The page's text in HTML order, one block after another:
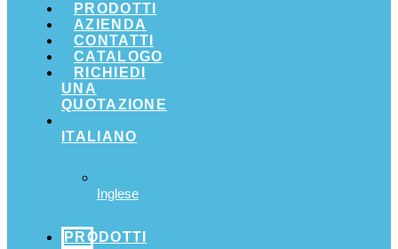
PRODOTTI
AZIENDA
CONTATTI
CATALOGO
RICHIEDI
UNA
QUOTAZIONE
ITALIANO
Inglese
PRODOTTI